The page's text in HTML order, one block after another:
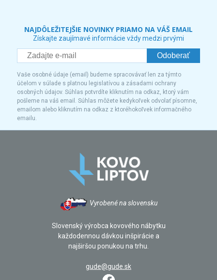
NAJDÔLEŽITEJŠIE NOVINKY PRIAMO NA VÁŠ EMAIL
Získajte zaujímavé informácie vždy medzi prvými
Odoberať
Vaše osobné údaje (email) budeme spracovávať len za týmto
účelom v súlade s platnou legislatívou a zásadami ochrany
osobných údajov. Súhlas potvrdíte kliknutím na odkaz, ktorý vám
pošleme na váš email. Súhlas môžete kedykoľvek odvolať písomne,
emailom alebo kliknutím na odkaz z ktoréhokoľvek informačného
emailu.
Vyrobené na slovensku
Slovenský výrobca kovového nábytku
každodennou dávkou inšpirácie a
najširšou ponukou na trhu.
gude@gude.sk